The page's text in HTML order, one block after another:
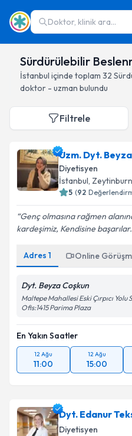
Doktor, klinik ara...
Sürdürülebilir
İstanbul içinde toplam 32
doktor - uzman bulundu
Filtrele
Uzm. Dyt.
Diyetisyen
İstanbul,
5 (92
Genç olmasına rağmen
kardeşimiz, Kendisine
Adres 1 Online
Dyt. Beyza Coşkun
Maltepe Mahallesi Eski Çırpıcı
Ofis:1415 Parima Plaza
En Yakın Saatler
12 Ağu
11:00
12 Ağu
15:00
Dyt. Edanur
Diyetisyen